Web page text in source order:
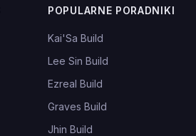
POPULARNE PORADNIKI
Kai'Sa Build
Lee Sin Build
Ezreal Build
Graves Build
Jhin Build